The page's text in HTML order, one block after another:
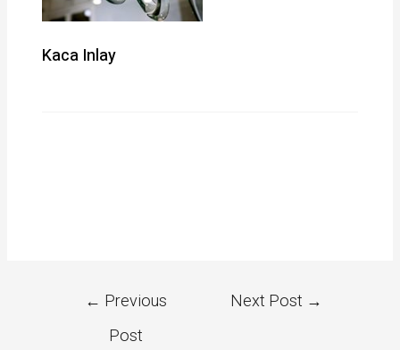
Kaca Inlay
← Previous
Post
Next Post →